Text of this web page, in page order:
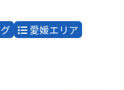
愛媛エリア